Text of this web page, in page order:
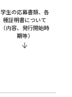
学生の応募書類、各
種証明書について
（内容、発行開始時
期等）